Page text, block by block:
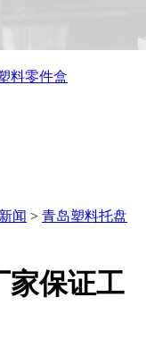
料零件盒
闻 > 青岛塑料托盘
家保证工